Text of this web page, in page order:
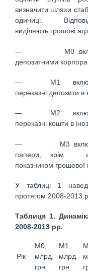
визначити шляхи
одиниці.
виділяють грошові
— М0 включає
депозитними
— М1 включає
переказні депозити в
— М2 включає
переказні кошти в
— М3 включає
папери, крім
показником грошової
У таблиці 1
протягом 2008-2013
Таблиця 1.
2008-2013 рр.
Рік
М0,
млрд.
грн
М1,
млрд.
грн